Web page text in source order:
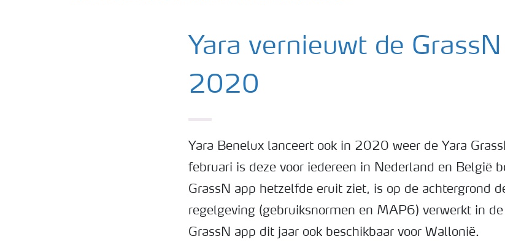
Yara vernieuwt de
2020
Yara Benelux lanceert ook in 2020 weer de Yara
februari is deze voor iedereen in Nederland en België
GrassN app hetzelfde eruit ziet, is op de achtergrond
regelgeving (gebruiksnormen en MAP6) verwerkt in
GrassN app dit jaar ook beschikbaar voor Wallonië.